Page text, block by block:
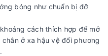
bóng như chuẩn bị đỡ
cách thích hợp để mở
ở xa hậu vệ đối phương